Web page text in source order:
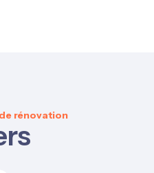
rénovation